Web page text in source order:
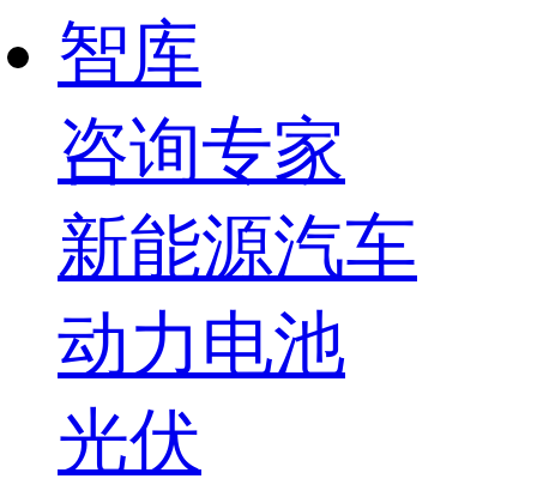
智库
咨询专家
新能源汽车
动力电池
光伏